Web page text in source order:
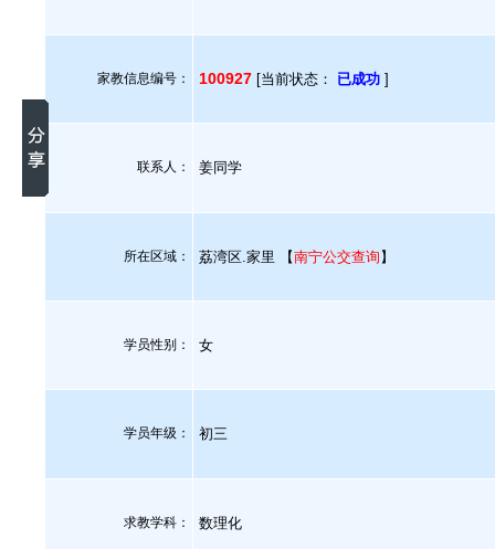
家教信息编号： 100927 [当前状态： 已成功 ]
联系人： 姜同学
所在区域： 荔湾区.家里 【南宁公交查询 】
学员性别： 女
学员年级： 初三
求教学科： 数理化